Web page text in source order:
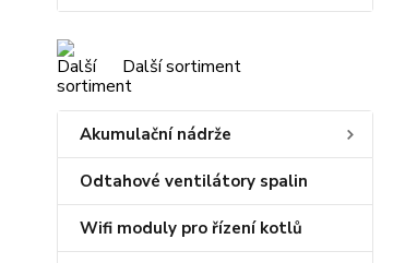
Další sortiment
Akumulační nádrže
Odtahové ventilátory spalin
Wifi moduly pro řízení kotlů